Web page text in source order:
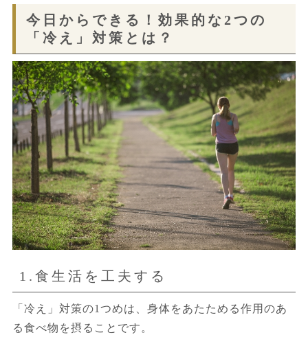
今日からできる！効果的な2つの
「冷え」対策とは？
1.食生活を工夫する
「冷え」対策の1つめは、身体をあたためる作用のあ
る食べ物を摂ることです。